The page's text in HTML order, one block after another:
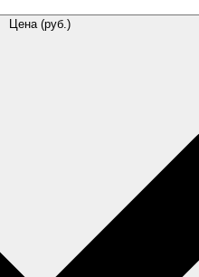
Цена (руб.)